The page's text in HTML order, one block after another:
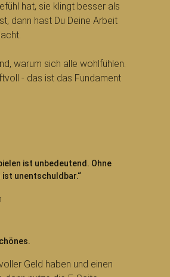
hat, sie klingt besser als
dann hast Du Deine Arbeit
warum sich alle wohlfühlen.
- das ist das Fundament
ist unbedeutend. Ohne
unentschuldbar.“
Geld haben und einen